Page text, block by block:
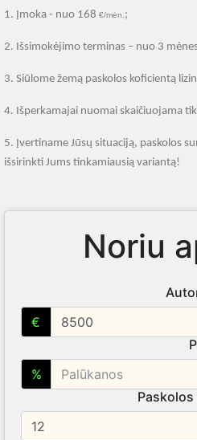
1. Įmoka - nuo 168 €/mėn.;
2. Išsimokėjimo terminas – nuo 3
3. Siūlome žemą paskolos koficientą
4. Išperkamajai nuomai skaičiuojama
5. Įvertiname Jūsų situaciją, paskolos
išsirinkti Jums tinkamiausią variantą!
Noriu
€
%